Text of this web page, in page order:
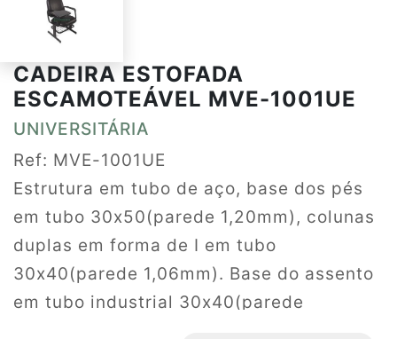
CADEIRA ESTOFADA
ESCAMOTEÁVEL MVE-1001UE
UNIVERSITÁRIA
Ref: MVE-1001UE
Estrutura em tubo de aço, base dos pés
em tubo 30x50(parede 1,20mm), colunas
duplas em forma de I em tubo
30x40(parede 1,06mm). Base do assento
em tubo industrial 30x40(parede